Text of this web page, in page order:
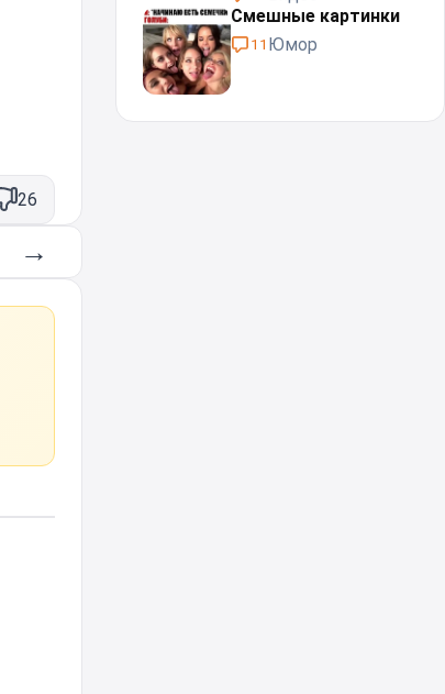
26
→
Смешные картинки
11 Юмор